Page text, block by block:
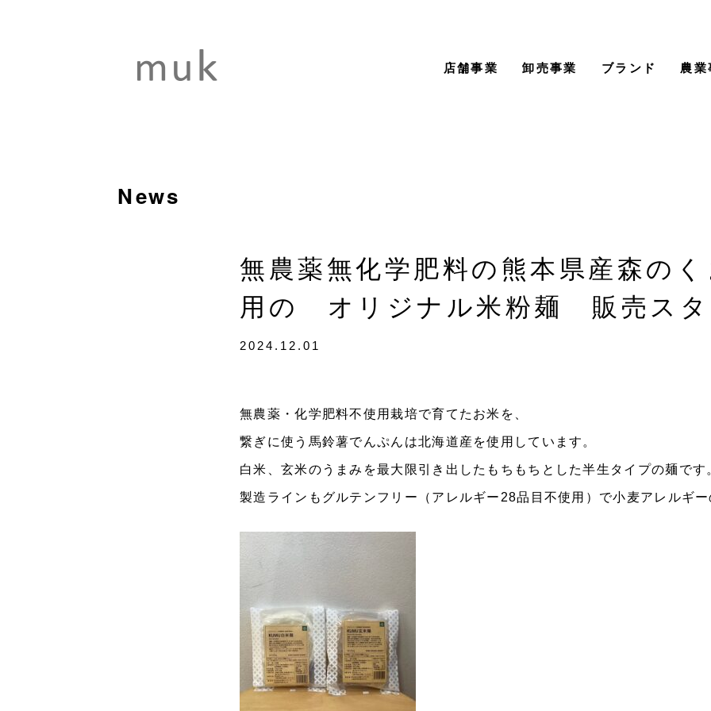
店舗事業 卸売事業 ブランド 農業
News
無農薬無化学肥料の熊本県産森の
用の オリジナル米粉麺 販売スタ
2024.12.01
無農薬・化学肥料不使用栽培で育てたお米を、
繋ぎに使う馬鈴薯でんぷんは北海道産を使用しています。
白米、玄米のうまみを最大限引き出したもちもちとした半生タイプの麺です
製造ラインもグルテンフリー（アレルギー28品目不使用）で小麦アレルギー